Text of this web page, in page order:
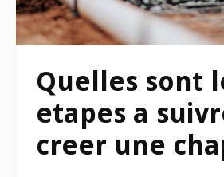
Quelles sont
etapes a
creer une